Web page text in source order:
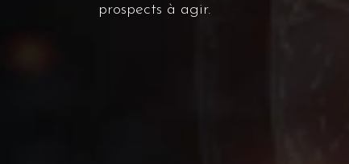
prospects à agir.